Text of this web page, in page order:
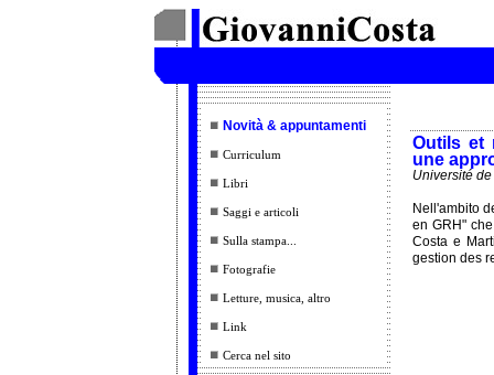
Novità & appuntamenti
Curriculum
Libri
Saggi e articoli
Sulla stampa...
Fotografie
Letture, musica, altro
Link
Cerca nel sito
Outils et
une
Université
Nell'ambito
en GRH"
Costa e
gestion des